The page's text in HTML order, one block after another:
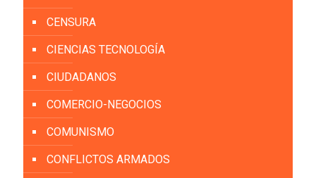
CENSURA
CIENCIAS TECNOLOGÍA
CIUDADANOS
COMERCIO-NEGOCIOS
COMUNISMO
CONFLICTOS ARMADOS